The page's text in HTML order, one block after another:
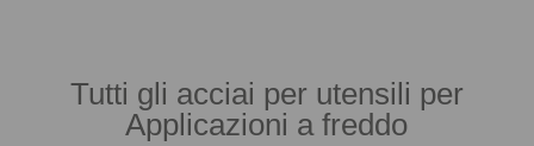
Tutti gli acciai per utensili per
Applicazioni a freddo